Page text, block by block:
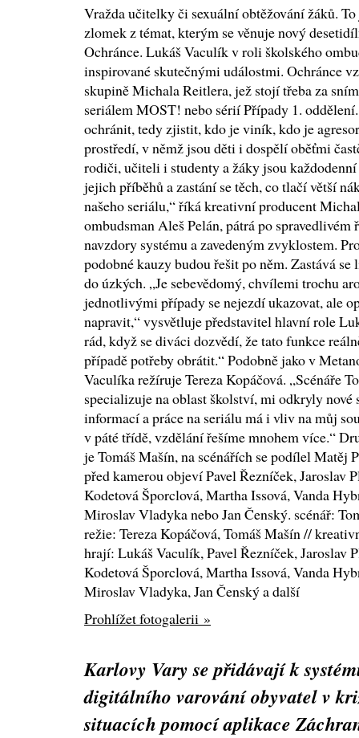
Vražda učitelky či sexuální obtěžování žáků.
zlomek z témat, kterým se věnuje nový
Ochránce. Lukáš Vaculík v roli školského
inspirované skutečnými událostmi. Ochránce
skupině Michala Reitlera, jež stojí třeba za
seriálem MOST! nebo sérií Případy 1.
ochránit, tedy zjistit, kdo je viník, kdo je
prostředí, v němž jsou děti i dospělí oběťmi
rodiči, učiteli i studenty a žáky jsou
jejich příběhů a zastání se těch, co tlačí větší
našeho seriálu,“ říká kreativní producent
ombudsman Aleš Pelán, pátrá po spravedlivém
navzdory systému a zavedeným zvyklostem.
podobné kauzy budou řešit po něm. Zastává
do úzkých. „Je sebevědomý, chvílemi trochu
jednotlivými případy se nejezdí ukazovat, ale
napravit,“ vysvětluje představitel hlavní role
rád, když se diváci dozvědí, že tato funkce
případě potřeby obrátit.“ Podobně jako v
Vaculíka režíruje Tereza Kopáčová. „Scénáře
specializuje na oblast školství, mi odkryly nové
informací a práce na seriálu má i vliv na můj
v páté třídě, vzdělání řešíme mnohem více.“
je Tomáš Mašín, na scénářích se podílel Matěj
před kamerou objeví Pavel Řezníček, Jaroslav
Kodetová Šporclová, Martha Issová, Vanda
Miroslav Vladyka nebo Jan Čenský. scénář:
režie: Tereza Kopáčová, Tomáš Mašín //
hrají: Lukáš Vaculík, Pavel Řezníček, Jaroslav
Kodetová Šporclová, Martha Issová, Vanda
Miroslav Vladyka, Jan Čenský a další
Prohlížet fotogalerii »
Karlovy Vary se přidávají k
digitálního varování obyvatel v
situacích pomocí aplikace